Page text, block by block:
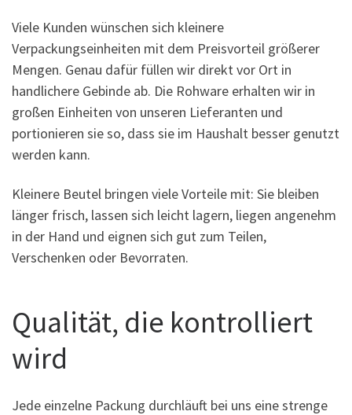
Viele Kunden wünschen sich kleinere
Verpackungseinheiten mit dem Preisvorteil größerer
Mengen. Genau dafür füllen wir direkt vor Ort in
handlichere Gebinde ab. Die Rohware erhalten wir in
großen Einheiten von unseren Lieferanten und
portionieren sie so, dass sie im Haushalt besser genutzt
werden kann.
Kleinere Beutel bringen viele Vorteile mit: Sie bleiben
länger frisch, lassen sich leicht lagern, liegen angenehm
in der Hand und eignen sich gut zum Teilen,
Verschenken oder Bevorraten.
Qualität, die kontrolliert
wird
Jede einzelne Packung durchläuft bei uns eine strenge